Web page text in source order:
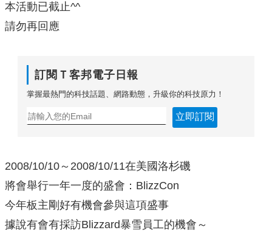
本活動已截止^^
請勿再回應
訂閱Ｔ客邦電子日報
掌握最熱門的科技話題、網路動態，升級你的科技原力！
立即訂閱
2008/10/10～2008/10/11在美國洛杉磯
將會舉行一年一度的盛會：BlizzCon
今年板主剛好有機會參與這項盛事
據說有會有採訪Blizzard暴雪員工的機會～